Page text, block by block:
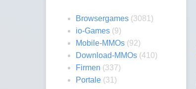
Browsergames (3081)
io-Games (9)
Mobile-MMOs (92)
Download-MMOs (410)
Firmen (337)
Portale (31)